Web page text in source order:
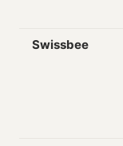
Swissbee